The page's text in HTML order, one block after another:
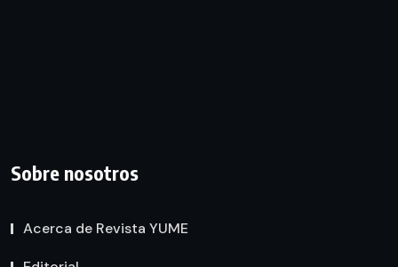
Sobre nosotros
Acerca de Revista YUME